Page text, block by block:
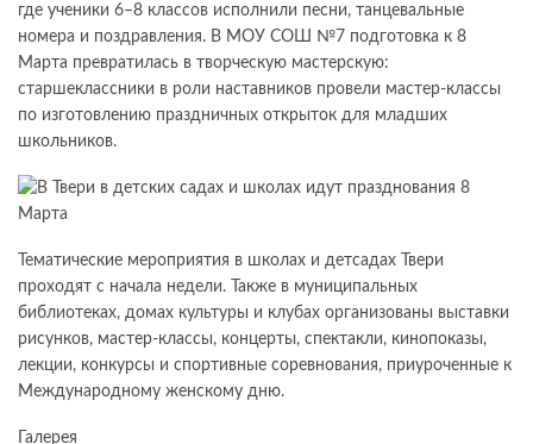
где ученики 6–8 классов исполнили песни, танцевальные
номера и поздравления. В МОУ СОШ №7 подготовка к 8
Марта превратилась в творческую мастерскую:
старшеклассники в роли наставников провели мастер‑классы
по изготовлению праздничных открыток для младших
школьников.
Тематические мероприятия в школах и детсадах Твери
проходят с начала недели. Также в муниципальных
библиотеках, домах культуры и клубах организованы выставки
рисунков, мастер‑классы, концерты, спектакли, кинопоказы,
лекции, конкурсы и спортивные соревнования, приуроченные к
Международному женскому дню.
Галерея